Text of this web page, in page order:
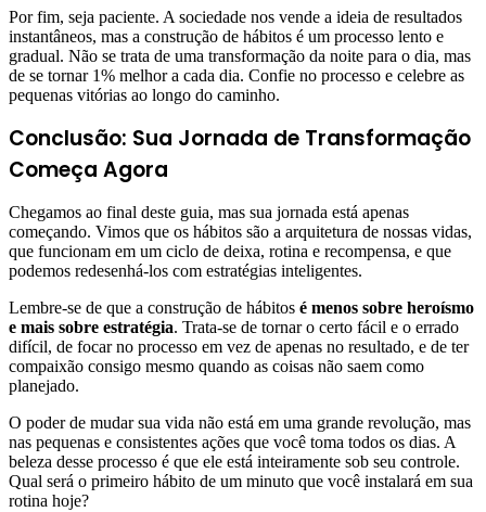
Por fim, seja paciente. A sociedade nos vende a ideia de resultados
instantâneos, mas a construção de hábitos é um processo lento e
gradual. Não se trata de uma transformação da noite para o dia, mas
de se tornar 1% melhor a cada dia. Confie no processo e celebre as
pequenas vitórias ao longo do caminho.
Conclusão: Sua Jornada de Transformação
Começa Agora
Chegamos ao final deste guia, mas sua jornada está apenas
começando. Vimos que os hábitos são a arquitetura de nossas vidas,
que funcionam em um ciclo de deixa, rotina e recompensa, e que
podemos redesenhá-los com estratégias inteligentes.
Lembre-se de que a construção de hábitos é menos sobre heroísmo
e mais sobre estratégia. Trata-se de tornar o certo fácil e o errado
difícil, de focar no processo em vez de apenas no resultado, e de ter
compaixão consigo mesmo quando as coisas não saem como
planejado.
O poder de mudar sua vida não está em uma grande revolução, mas
nas pequenas e consistentes ações que você toma todos os dias. A
beleza desse processo é que ele está inteiramente sob seu controle.
Qual será o primeiro hábito de um minuto que você instalará em sua
rotina hoje?